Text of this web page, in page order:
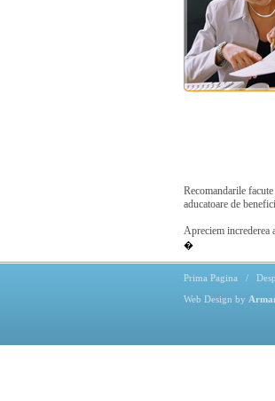
Recomandarile
aducatoare de
Apreciem increderea
�
Prima Pagina /
Web Design by